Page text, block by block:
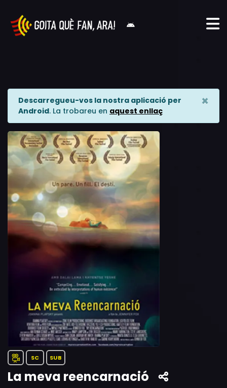
Descarregueu-vos la nostra aplicació per
Android. La trobareu en aquest enllaç
×
SC SUB
La meva reencarnació